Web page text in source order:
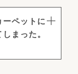
ペットに
まった。